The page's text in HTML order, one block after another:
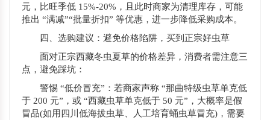
元，比旺季低 15%-20%，且此时商家为清理库存，可能
推出 “满减”“批量折扣” 等优惠，进一步降低采购成本。
四、选购建议：避免价格陷阱，买到正宗好虫草
面对正宗西藏冬虫夏草的价格差异，消费者需注意三
点，避免踩坑：
警惕 “低价冒充”：若商家声称 “那曲特级虫草单克低
于 200 元”，或 “西藏虫草单克低于 50 元”，大概率是假
冒品(如用四川低海拔虫草、人工培育蛹虫草冒充)，需要